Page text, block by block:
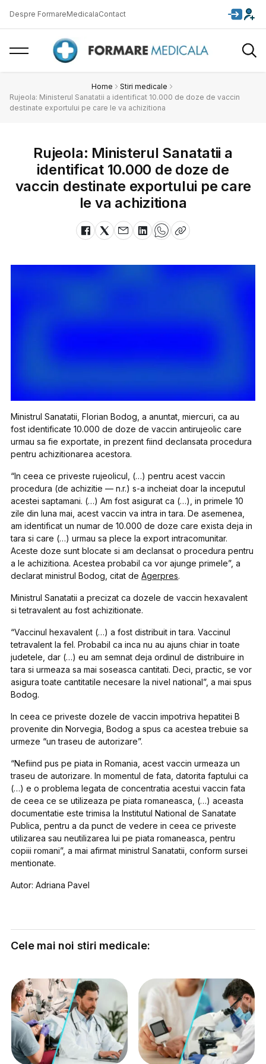
Despre FormareMedicalaContact
Home
Stiri medicale
Rujeola: Ministerul Sanatatii a identificat 10.000 de doze de vaccin
destinate exportului pe care le va achizitiona
Rujeola: Ministerul Sanatatii a
identificat 10.000 de doze de
vaccin destinate exportului pe care
le va achizitiona
Ministrul Sanatatii, Florian Bodog, a anuntat, miercuri, ca au
fost identificate 10.000 de doze de vaccin antirujeolic care
urmau sa fie exportate, in prezent fiind declansata procedura
pentru achizitionarea acestora.
“In ceea ce priveste rujeolicul, (…) pentru acest vaccin
procedura (de achizitie — n.r.) s-a incheiat doar la inceputul
acestei saptamani. (…) Am fost asigurat ca (…), in primele 10
zile din luna mai, acest vaccin va intra in tara. De asemenea,
am identificat un numar de 10.000 de doze care exista deja in
tara si care (…) urmau sa plece la export intracomunitar.
Aceste doze sunt blocate si am declansat o procedura pentru
a le achizitiona. Acestea probabil ca vor ajunge primele”, a
declarat ministrul Bodog, citat deAgerpres.
Ministrul Sanatatii a precizat ca dozele de vaccin hexavalent
si tetravalent au fost achizitionate.
“Vaccinul hexavalent (…) a fost distribuit in tara. Vaccinul
tetravalent la fel. Probabil ca inca nu au ajuns chiar in toate
judetele, dar (…) eu am semnat deja ordinul de distribuire in
tara si urmeaza sa mai soseasca cantitati. Deci, practic, se vor
asigura toate cantitatile necesare la nivel national”, a mai spus
Bodog.
In ceea ce priveste dozele de vaccin impotriva hepatitei B
provenite din Norvegia, Bodog a spus ca acestea trebuie sa
urmeze “un traseu de autorizare”.
“Nefiind pus pe piata in Romania, acest vaccin urmeaza un
traseu de autorizare. In momentul de fata, datorita faptului ca
(…) e o problema legata de concentratia acestui vaccin fata
de ceea ce se utilizeaza pe piata romaneasca, (…) aceasta
documentatie este trimisa la Institutul National de Sanatate
Publica, pentru a da punct de vedere in ceea ce priveste
utilizarea sau neutilizarea lui pe piata romaneasca, pentru
copiii romani”, a mai afirmat ministrul Sanatatii, conform sursei
mentionate.
Autor: Adriana Pavel
Cele mai noi stiri medicale: